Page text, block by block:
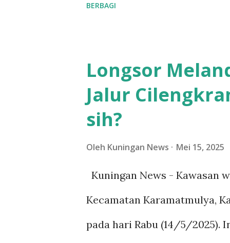
Kecamatan Kramatmulya.
pembangunan yang
area proyek wisata Arunika
Dulu terjadi pas bulan
kedua kalinya ini lebih
merasakannya setelah
sekarang lebih parah dari
BERBAGI
Longsor
Jalur
sih?
Oleh Kuningan News Mei 15, 2025
Kuningan News - Kawasan
Kecamatan Karamatmulya,
pada hari Rabu (14/5/2025).